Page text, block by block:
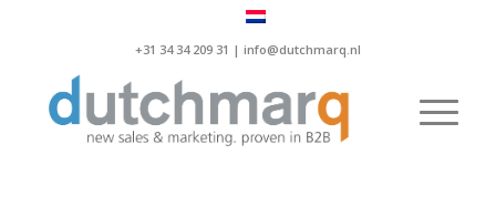
+31 34 34 209 31 | info@dutchmarq.nl